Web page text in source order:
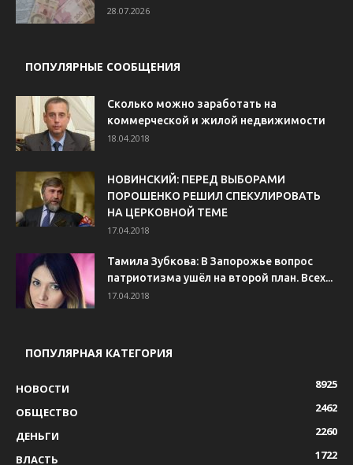
28.07.2026
ПОПУЛЯРНЫЕ СООБЩЕНИЯ
Сколько можно заработать на
коммерческой и жилой недвижимости
18.04.2018
НОВИНСКИЙ: ПЕРЕД ВЫБОРАМИ
ПОРОШЕНКО РЕШИЛ СПЕКУЛИРОВАТЬ
НА ЦЕРКОВНОЙ ТЕМЕ
17.04.2018
Тамила Зубкова: В Запорожье вопрос
патриотизма ушёл на второй план. Всех...
17.04.2018
ПОПУЛЯРНАЯ КАТЕГОРИЯ
НОВОСТИ
8925
ОБЩЕСТВО
2462
ДЕНЬГИ
2260
ВЛАСТЬ
1722